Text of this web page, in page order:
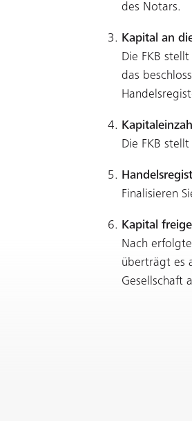
des Notars.
Kapital an
Die FKB
das
Die FKB
Finalisieren
Kapital
Nach
überträgt es
Gesellschaft